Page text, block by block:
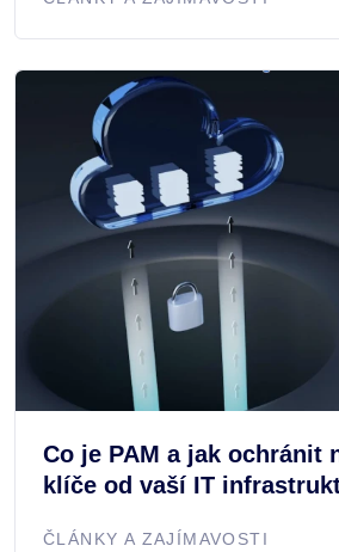
Co je PAM a jak ochránit
klíče od vaší IT
ČLÁNKY A ZAJÍMAVOSTI